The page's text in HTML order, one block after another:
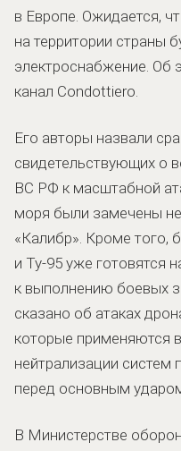
в Европе. Ожидается,
на территории страны
электроснабжение. Об
канал Condottiero.
Его авторы назвали
свидетельствующих о
ВС РФ к масштабной
моря были замечены
«Калибр». Кроме того,
и Ту-95 уже готовятся
к выполнению боевых
сказано об атаках
которые применяются
нейтрализации
перед основным
В Министерстве